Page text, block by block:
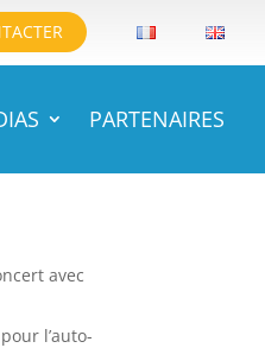
PARTENAIRES
avec
l’auto-